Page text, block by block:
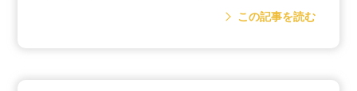
この記事を読む